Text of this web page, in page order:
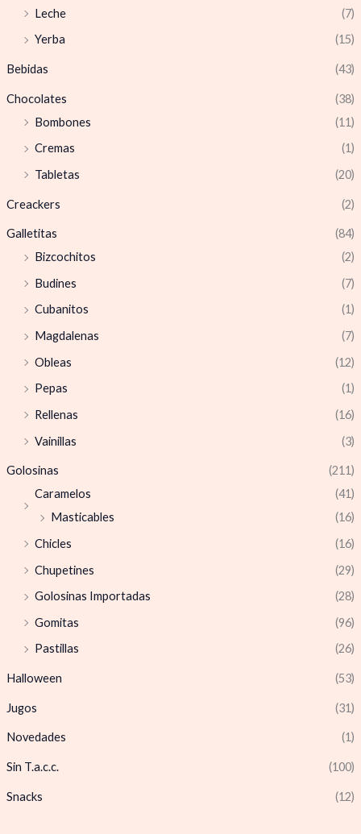
Leche
(7)
Yerba
(15)
Bebidas (43)
Chocolates
(38)
Bombones
(11)
Cremas
(1)
Tabletas
(20)
Creackers (2)
Galletitas
(84)
Bizcochitos
(2)
Budines
(7)
Cubanitos
(1)
Magdalenas
(7)
Obleas
(12)
Pepas
(1)
Rellenas
(16)
Vainillas
(3)
Golosinas
(211)
Caramelos
(41)
Masticables
(16)
Chicles
(16)
Chupetines
(29)
Golosinas Importadas
(28)
Gomitas
(96)
Pastillas
(26)
Halloween (53)
Jugos (31)
Novedades (1)
Sin T.a.c.c. (100)
Snacks (12)